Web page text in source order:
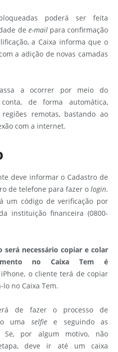
poderá ser feita
de e-mail para confirmação
a Caixa informa que o
a adição de novas camadas
a ocorrer por meio do
de forma automática,
remotas, bastando ao
com a internet.
deve informar o Cadastro de
de telefone para fazer o login.
um código de verificação por
instituição financeira (0800-
será necessário copiar e colar
no Caixa Tem é
o cliente terá de copiar
no Caixa Tem.
de fazer o processo de
uma selfiee seguindo as
Se, por algum motivo, não
deve ir até um caixa